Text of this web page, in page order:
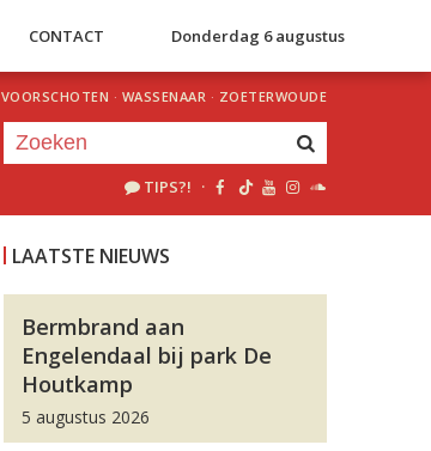
CONTACT Donderdag 6 augustus
VOORSCHOTEN · WASSENAAR · ZOETERWOUDE
TIPS?! ·
LAATSTE NIEUWS
Bermbrand aan
Engelendaal bij park De
Houtkamp
5 augustus 2026